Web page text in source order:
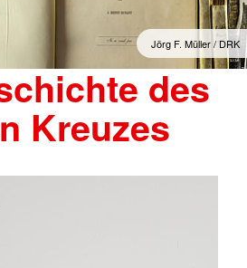
Jörg F. Müller / DRK
des
Kreuzes